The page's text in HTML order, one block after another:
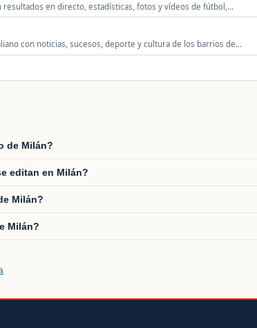
en directo, estadísticas, fotos y vídeos de fútbol,
con noticias, sucesos, deporte y cultura de los barrios de
de Milán?
editan en Milán?
Milán?
Milán?